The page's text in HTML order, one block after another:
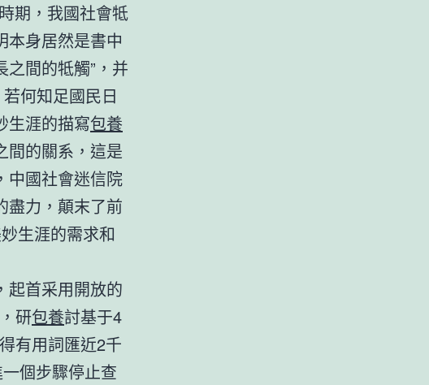
期，我國社會牴
本身居然是書中
間的牴觸”，并
何知足國民日
生涯的描寫包養
間的關系，這是
中國社會迷信院
盡力，顛末了前
生涯的需求和
首采用開放的
研包養討基于4
有用詞匯近2千
個步驟停止查